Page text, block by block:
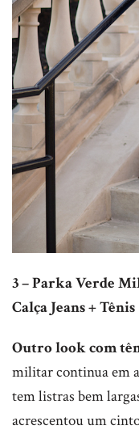
3 – Parka Verde
Calça Jeans + Tênis
Outro look com
militar continua em
tem listras bem
acrescentou um